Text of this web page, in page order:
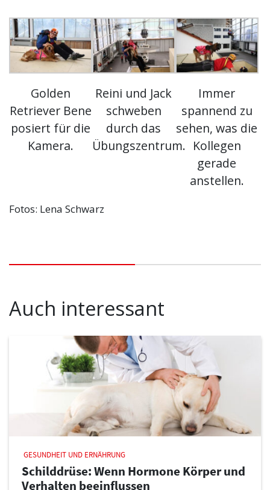
Golden
Retriever Bene
posiert für die
Kamera.
Reini und Jack
schweben
durch das
Übungszentrum.
Immer
spannend zu
sehen, was die
Kollegen
gerade
anstellen.
Fotos: Lena Schwarz
Auch interessant
GESUNDHEIT UND ERNÄHRUNG
Schilddrüse: Wenn Hormone Körper und
Verhalten beeinflussen